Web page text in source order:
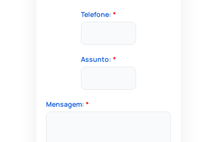
Telefone: *
Assunto: *
Mensagem: *